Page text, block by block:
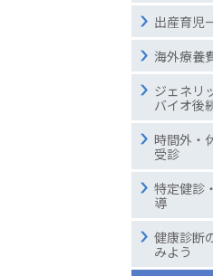
出産育児
海外療養
ジェネリ
バイオ後
時間外・
受診
特定健診
導
健康診断
みよう